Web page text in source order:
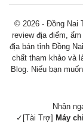
© 2026 - Đồng Nai
review địa điểm,
địa bán tỉnh Đồng
chất tham khảo và
Blog. Niếu bạn
Nhận
✓[Tài Trợ] Máy